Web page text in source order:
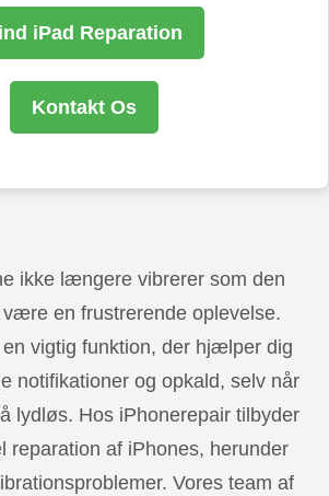
iPad Reparation
Kontakt Os
ikke længere vibrerer som den
en frustrerende oplevelse.
vigtig funktion, der hjælper dig
notifikationer og opkald, selv når
lydløs. Hos iPhonerepair tilbyder
reparation af iPhones, herunder
Vores team af